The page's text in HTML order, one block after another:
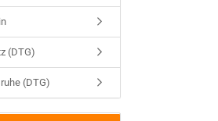
(DTG)
(DTG)